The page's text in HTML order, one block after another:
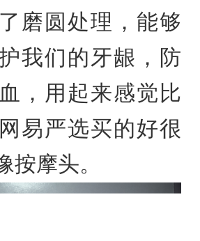
磨圆处理，能够
我们的牙龈，防
，用起来感觉比
易严选买的好很
按摩头。